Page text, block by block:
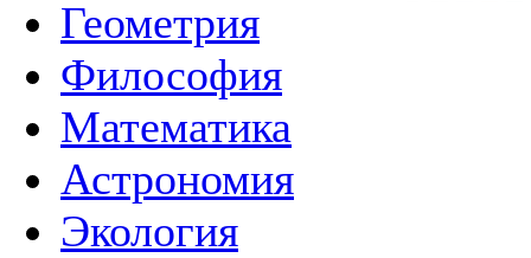
Геометрия
Философия
Математика
Астрономия
Экология